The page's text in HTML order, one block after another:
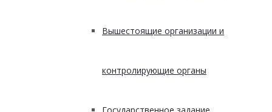
Вышестоящие организации и
контролирующие органы